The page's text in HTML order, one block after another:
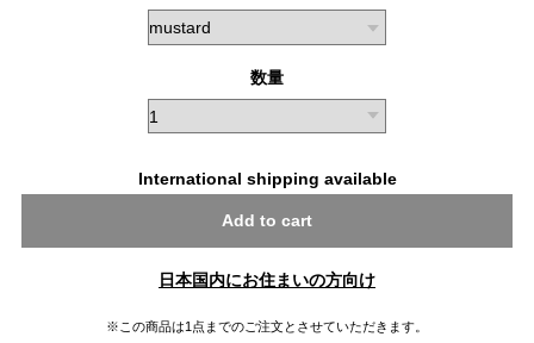
数量
International shipping available
Add to cart
日本国内にお住まいの方向け
※この商品は1点までのご注文とさせていただきます。